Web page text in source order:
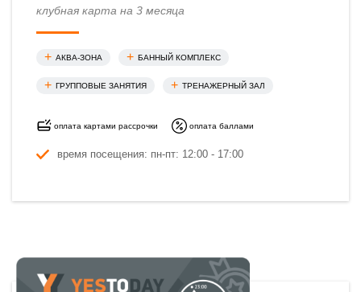
клубная карта на 3 месяца
АКВА-ЗОНА БАННЫЙ КОМПЛЕКС
ГРУППОВЫЕ ЗАНЯТИЯ ТРЕНАЖЕРНЫЙ ЗАЛ
оплата картами рассрочки оплата баллами
время посещения: пн-пт: 12:00 - 17:00